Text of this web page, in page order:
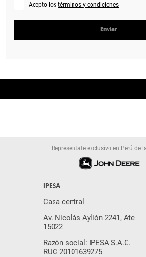
Acepto lostérminos y condiciones
Enviar
Representate exclusivo en Perú de
IPESA
Casa central
Av. Nicolás Aylión 2241, Ate
15022
Razón social: IPESA S.A.C.
RUC 20101639275